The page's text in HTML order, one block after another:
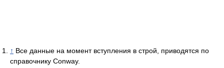
↑ Все данные на момент вступления в строй, приводятся по
справочнику Conway.